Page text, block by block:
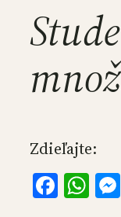
Zdieľajte: